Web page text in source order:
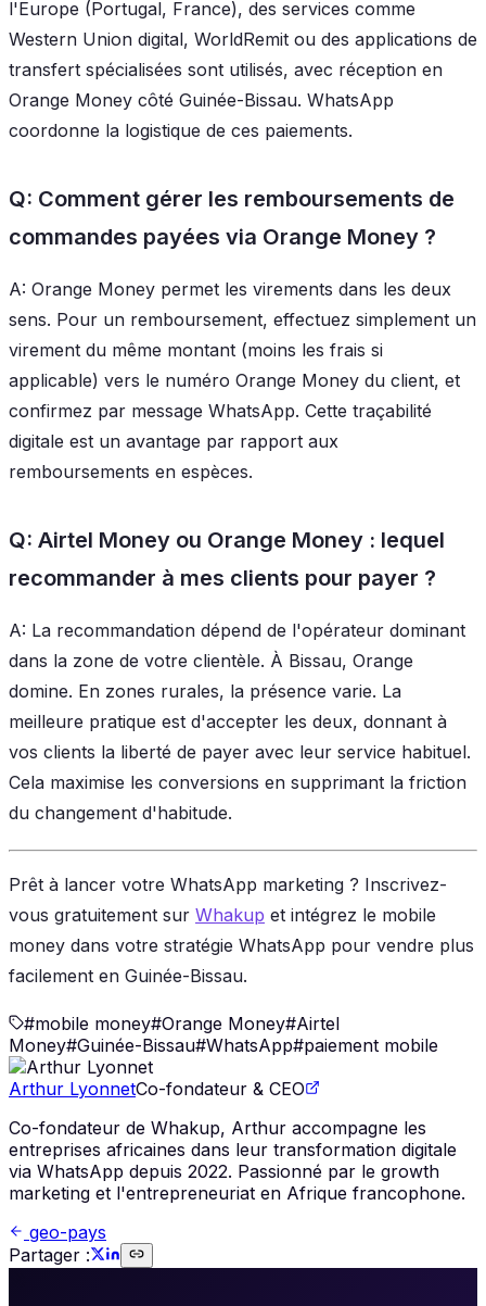
l'Europe (Portugal, France), des services comme
Western Union digital, WorldRemit ou des applications de
transfert spécialisées sont utilisés, avec réception en
Orange Money côté Guinée-Bissau. WhatsApp
coordonne la logistique de ces paiements.
Q: Comment gérer les remboursements de
commandes payées via Orange Money ?
A: Orange Money permet les virements dans les deux
sens. Pour un remboursement, effectuez simplement un
virement du même montant (moins les frais si
applicable) vers le numéro Orange Money du client, et
confirmez par message WhatsApp. Cette traçabilité
digitale est un avantage par rapport aux
remboursements en espèces.
Q: Airtel Money ou Orange Money : lequel
recommander à mes clients pour payer ?
A: La recommandation dépend de l'opérateur dominant
dans la zone de votre clientèle. À Bissau, Orange
domine. En zones rurales, la présence varie. La
meilleure pratique est d'accepter les deux, donnant à
vos clients la liberté de payer avec leur service habituel.
Cela maximise les conversions en supprimant la friction
du changement d'habitude.
Prêt à lancer votre WhatsApp marketing ? Inscrivez-
vous gratuitement sur Whakup et intégrez le mobile
money dans votre stratégie WhatsApp pour vendre plus
facilement en Guinée-Bissau.
#mobile money#Orange Money#Airtel
Money#Guinée-Bissau#WhatsApp#paiement mobile
Arthur LyonnetCo-fondateur & CEO
Co-fondateur de Whakup, Arthur accompagne les
entreprises africaines dans leur transformation digitale
via WhatsApp depuis 2022. Passionné par le growth
marketing et l'entrepreneuriat en Afrique francophone.
geo-pays
Partager :